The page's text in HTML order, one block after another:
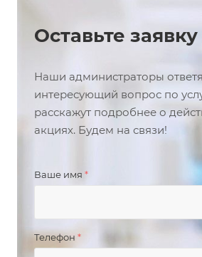
Оставьте заявку
Наши администраторы
интересующий вопрос по
расскажут подробнее о
акциях. Будем на связи!
Ваше имя *
Телефон *